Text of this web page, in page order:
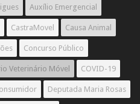
Auxílio Emergencial
CastraMovel Causa Animal
Concurso Público
Veterinário Móvel COVID-19
Deputada Maria Rosas